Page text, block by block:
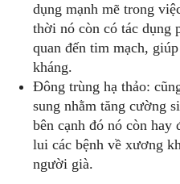
dụng mạnh mẽ trong
thời nó còn có tác dụng
quan đến tim mạch,
kháng.
Đông trùng hạ thảo:
sung nhằm tăng cường
bên cạnh đó nó còn
lui các bệnh về xương
người già.